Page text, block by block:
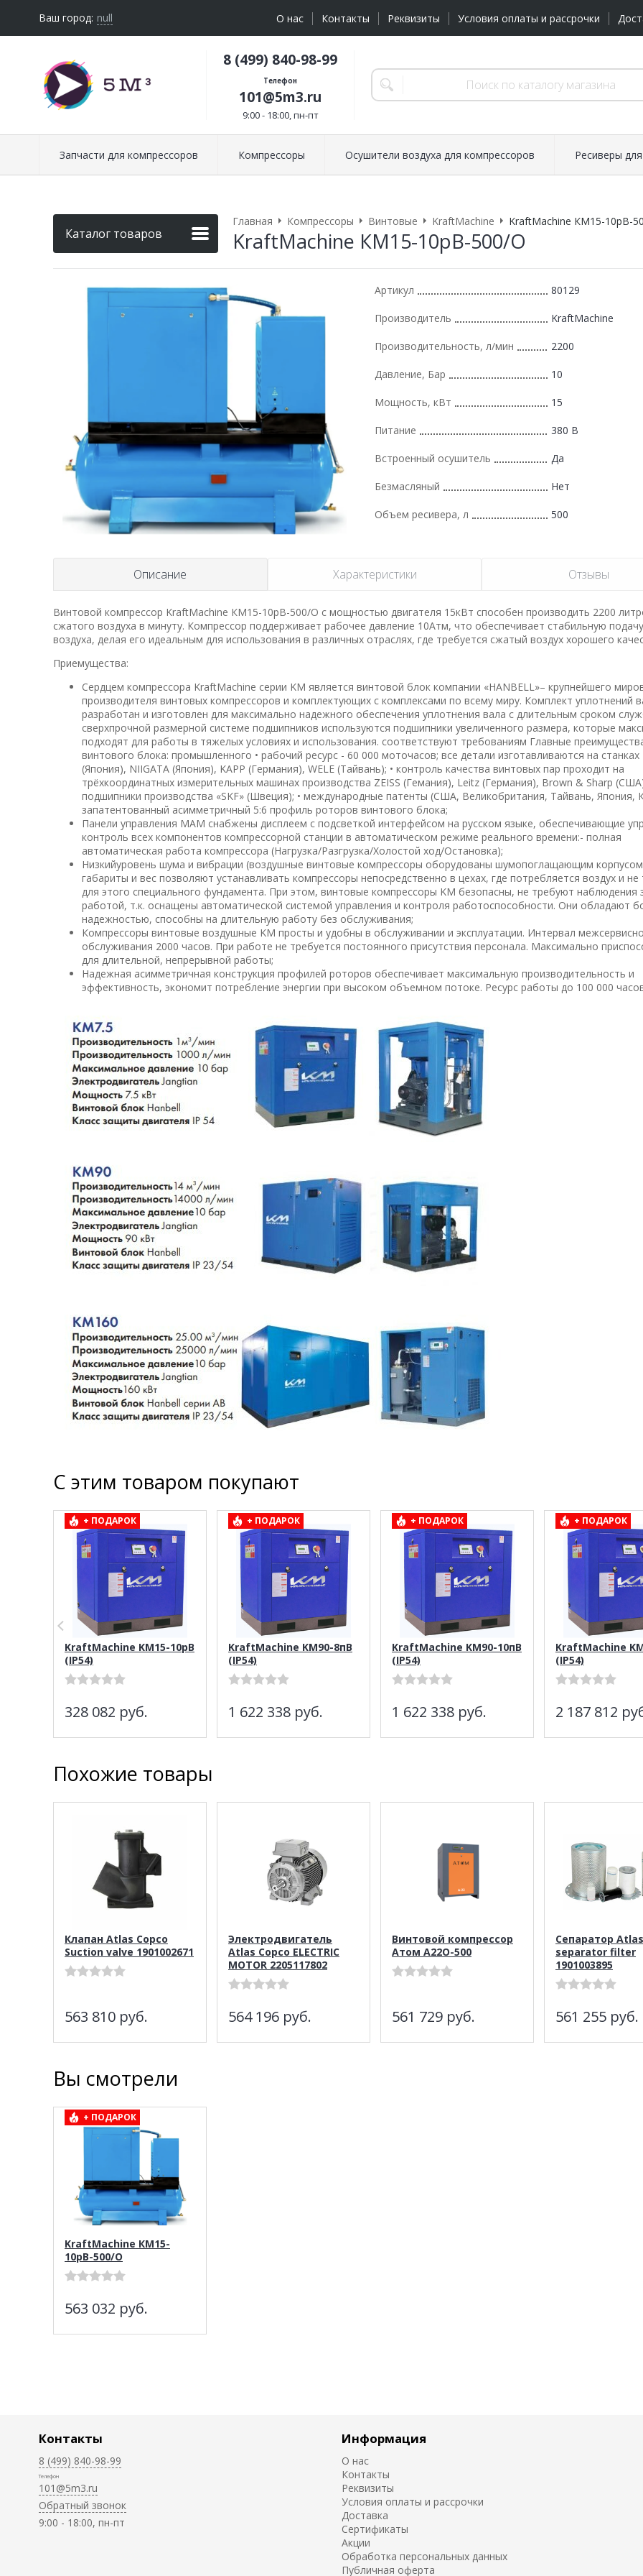
Ваш город: null О нас Контакты Реквизиты Условия оплаты и рассрочки
8 (499) 840-98-99
Телефон
101@5m3.ru
9:00 - 18:00, пн-пт
Запчасти для компрессоров Компрессоры Осушители воздуха для компрессоров Ресиверы
Каталог товаров
Главная Компрессоры Винтовые KraftMachine KraftMachine КМ15-10рВ-
KraftMachine КМ15-10рВ-500/О
Артикул 80129
Производитель KraftMachine
Производительность, л/мин 2200
Давление, Бар 10
Мощность, кВт 15
Питание 380 В
Встроенный осушитель Да
Безмасляный Нет
Объем ресивера, л 500
Описание Характеристики Отзывы
Винтовой компрессор KraftMachine КМ15-10рВ-500/О с мощностью двигателя 15кВт способен производить 2200
сжатого воздуха в минуту. Компрессор поддерживает рабочее давление 10Атм, что обеспечивает стабильную
воздуха, делая его идеальным для использования в различных отраслях, где требуется сжатый воздух хорошего
Приемущества:
Сердцем компрессора KraftMachine серии KM является винтовой блок компании «HANBELL»– крупнейшего
производителя винтовых компрессоров и комплектующих с комплексами по всему миру. Комплект уплотнений
разработан и изготовлен для максимально надежного обеспечения уплотнения вала с длительным сроком
сверхпрочной размерной системе подшипников используются подшипники увеличенного размера, которые
подходят для работы в тяжелых условиях и использования. соответствуют требованиям Главные
винтового блока: промышленного • рабочий ресурс - 60 000 моточасов; все детали изготавливаются на станках
(Япония), NIIGATA (Япония), KAPP (Германия), WELE (Тайвань); • контроль качества винтовых пар проходит на
трёхкоординатных измерительных машинах производства ZEISS (Гемания), Leitz (Германия), Brown & Sharp
подшипники производства «SKF» (Швеция); • международные патенты (США, Великобритания, Тайвань, Япония,
запатентованный асимметричный 5:6 профиль роторов винтового блока;
Панели управления MAM снабжены дисплеем с подсветкой интерфейсом на русском языке, обеспечивающие
контроль всех компонентов компрессорной станции в автоматическом режиме реального времени:- полная
автоматическая работа компрессора (Нагрузка/Разгрузка/Холостой ход/Остановка);
Низкийуровень шума и вибрации (воздушные винтовые компрессоры оборудованы шумопоглащающим
габариты и вес позволяют устанавливать компрессоры непосредственно в цехах, где потребляется воздух и
для этого специального фундамента. При этом, винтовые компрессоры KM безопасны, не требуют наблюдения
работой, т.к. оснащены автоматической системой управления и контроля работоспособности. Они обладают
надежностью, способны на длительную работу без обслуживания;
Компрессоры винтовые воздушные KM просты и удобны в обслуживании и эксплуатации. Интервал
обслуживания 2000 часов. При работе не требуется постоянного присутствия персонала. Максимально
для длительной, непрерывной работы;
Надежная асимметричная конструкция профилей роторов обеспечивает максимальную производительность и
эффективность, экономит потребление энергии при высоком объемном потоке. Ресурс работы до 100 000
С этим товаром покупают
+ ПОДАРОК
KraftMachine KM15-10рВ
(IP54)
328 082 руб.
+ ПОДАРОК
KraftMachine KM90-8пВ
(IP54)
1 622 338 руб.
+ ПОДАРОК
KraftMachine KM90-10пВ
(IP54)
1 622 338 руб.
+ ПОДАРОК
KraftMachine
(IP54)
2 187 812
Похожие товары
Клапан Atlas Copco
Suction valve 1901002671
563 810 руб.
Электродвигатель
Atlas Copco ELECTRIC
MOTOR 2205117802
564 196 руб.
Винтовой компрессор
Атом А22О-500
561 729 руб.
Сепаратор
separator filter
1901003895
561 255 руб.
Вы смотрели
+ ПОДАРОК
KraftMachine КМ15-
10рВ-500/О
563 032 руб.
Контакты
8 (499) 840-98-99
Телефон
101@5m3.ru
Обратный звонок
9:00 - 18:00, пн-пт
Информация
О нас
Контакты
Реквизиты
Условия оплаты и рассрочки
Доставка
Сертификаты
Акции
Обработка персональных данных
Публичная оферта